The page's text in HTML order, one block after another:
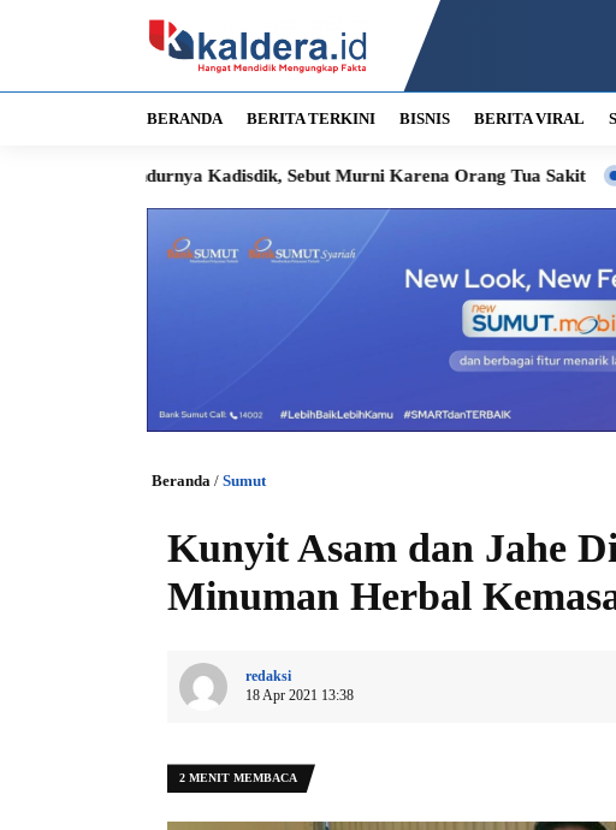
BERANDA BERITA TERKINI BISNIS BERITA VIRAL
Kadisdik, Sebut Murni Karena Orang Tua Sakit Sengketa PT
Beranda / Sumut
Kunyit Asam dan Jahe
Minuman Herbal
redaksi
18 Apr 2021 13:38
2 MENIT MEMBACA